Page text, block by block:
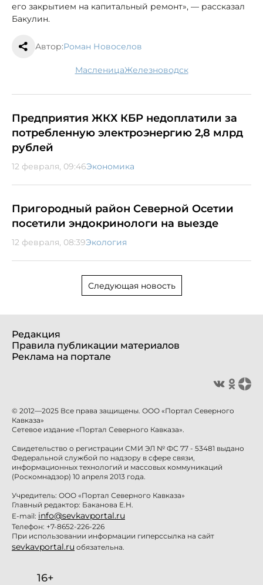
его закрытием на капитальный ремонт», — рассказал
Бакулин.
Автор:Роман Новоселов
масленица Железноводск
Предприятия ЖКХ КБР недоплатили за
потребленную электроэнергию 2,8 млрд
рублей
12 февраля, 09:46Экономика
Пригородный район Северной Осетии
посетили эндокринологи на выезде
12 февраля, 08:39Экология
Следующая новость
Редакция
Правила публикации материалов
Реклама на портале
© 2012—2025 Все права защищены. ООО «Портал Северного
Кавказа»
Сетевое издание «Портал Северного Кавказа».
Свидетельство о регистрации СМИ ЭЛ № ФС 77 - 53481 выдано
Федеральной службой по надзору в сфере связи,
информационных технологий и массовых коммуникаций
(Роскомнадзор) 10 апреля 2013 года.
Учредитель: ООО «Портал Северного Кавказа»
Главный редактор: Баканова Е.Н.
E-mail: info@sevkavportal.ru
Телефон: +7-8652-226-226
При использовании информации гиперссылка на сайт
sevkavportal.ru обязательна.
16+